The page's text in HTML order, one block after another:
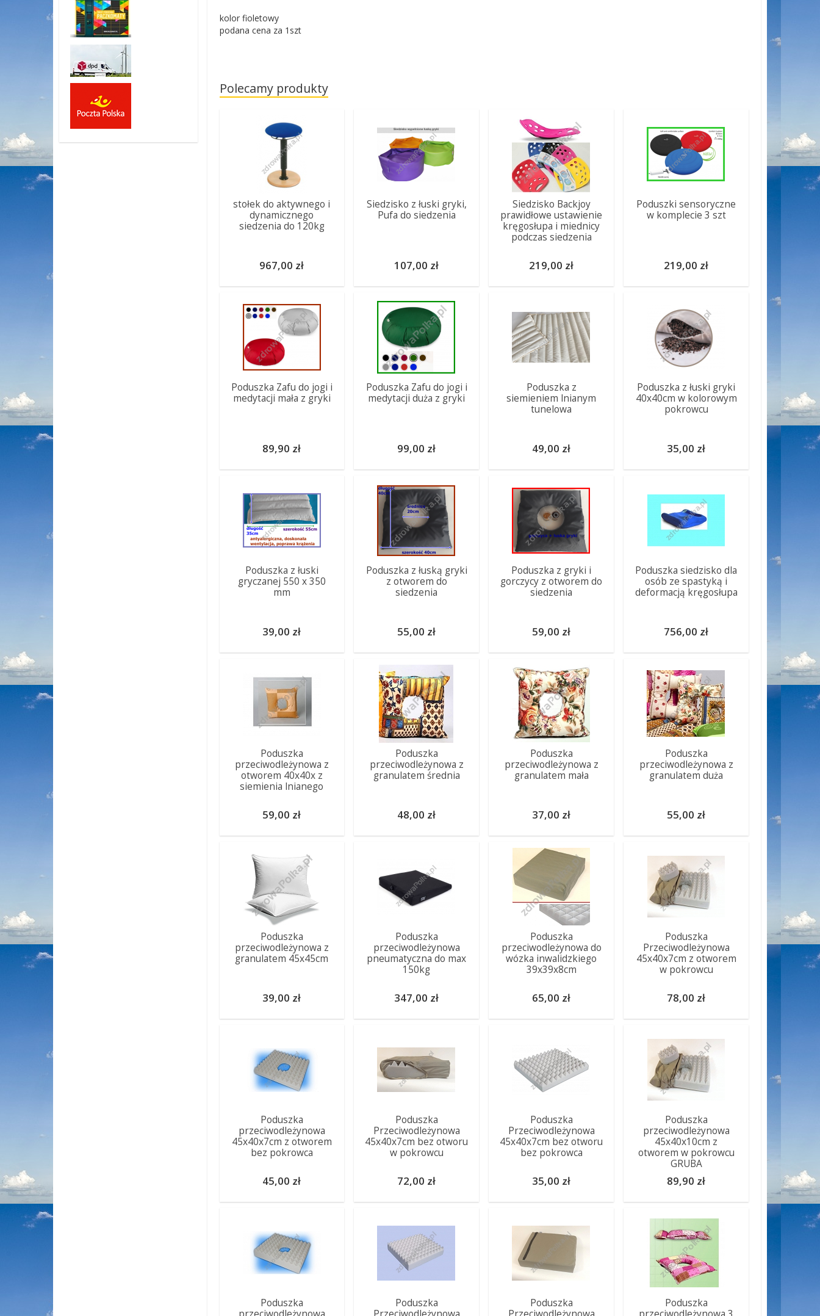
kolor fioletowy
podana cena za 1szt
Polecamy produkty
stołek do aktywnego i
dynamicznego
siedzenia do 120kg
967,00 zł
Siedzisko z łuski gryki,
Pufa do siedzenia
107,00 zł
Siedzisko Backjoy
prawidłowe ustawienie
kręgosłupa i miednicy
podczas siedzenia
219,00 zł
Poduszki sensoryczne
w komplecie 3 szt
219,00 zł
Poduszka Zafu do jogi i
medytacji mała z gryki
89,90 zł
Poduszka Zafu do jogi i
medytacji duża z gryki
99,00 zł
Poduszka z
siemieniem lnianym
tunelowa
49,00 zł
Poduszka z łuski gryki
40x40cm w kolorowym
pokrowcu
35,00 zł
Poduszka z łuski
gryczanej 550 x 350
mm
39,00 zł
Poduszka z łuską gryki
z otworem do
siedzenia
55,00 zł
Poduszka z gryki i
gorczycy z otworem do
siedzenia
59,00 zł
Poduszka siedzisko dla
osób ze spastyką i
deformacją kręgosłupa
756,00 zł
Poduszka
przeciwodleżynowa z
otworem 40x40x z
siemienia lnianego
59,00 zł
Poduszka
przeciwodleżynowa z
granulatem średnia
48,00 zł
Poduszka
przeciwodleżynowa z
granulatem mała
37,00 zł
Poduszka
przeciwodleżynowa z
granulatem duża
55,00 zł
Poduszka
przeciwodleżynowa z
granulatem 45x45cm
39,00 zł
Poduszka
przeciwodleżynowa
pneumatyczna do max
150kg
347,00 zł
Poduszka
przeciwodleżynowa do
wózka inwalidzkiego
39x39x8cm
65,00 zł
Poduszka
Przeciwodleżynowa
45x40x7cm z otworem
w pokrowcu
78,00 zł
Poduszka
przeciwodleżynowa
45x40x7cm z otworem
bez pokrowca
45,00 zł
Poduszka
Przeciwodleżynowa
45x40x7cm bez otworu
w pokrowcu
72,00 zł
Poduszka
Przeciwodleżynowa
45x40x7cm bez otworu
bez pokrowca
35,00 zł
Poduszka
przeciwodleżynowa
45x40x10cm z
otworem w pokrowcu
GRUBA
89,90 zł
Poduszka
Poduszka
Poduszka
Poduszka